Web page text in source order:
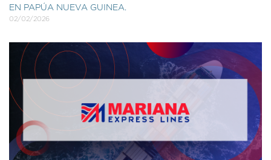
EN PAPÚA NUEVA GUINEA.
02/02/2026